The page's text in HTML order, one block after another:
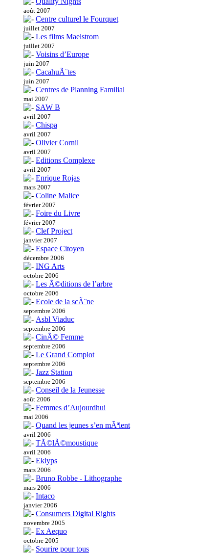
août 2007
Centre culturel le Fourquet
juillet 2007
Les films Maelstrom
juillet 2007
Voisins d’Europe
juin 2007
CacahuÃ¨tes
juin 2007
Centres de Planning Familial
mai 2007
SAW B
avril 2007
Chispa
avril 2007
Olivier Cornil
avril 2007
Editions Complexe
avril 2007
Enrique Rojas
mars 2007
Coline Malice
février 2007
Foire du Livre
février 2007
Clef Project
janvier 2007
Espace Citoyen
décembre 2006
ING Arts
octobre 2006
Les Ã©ditions de l’arbre
octobre 2006
Ecole de la scÃ¨ne
septembre 2006
Asbl Viaduc
septembre 2006
CinÃ© Femme
septembre 2006
Le Grand Complot
septembre 2006
Jazz Station
septembre 2006
Conseil de la Jeunesse
août 2006
Femmes d’Aujourdhui
mai 2006
Quand les jeunes s’en mÃªlent
avril 2006
TÃ©lÃ©moustique
avril 2006
Eklyps
mars 2006
Bruno Robbe - Lithographe
mars 2006
Intaco
janvier 2006
Consumers Digital Rights
novembre 2005
Ex Aequo
octobre 2005
Sourire pour tous